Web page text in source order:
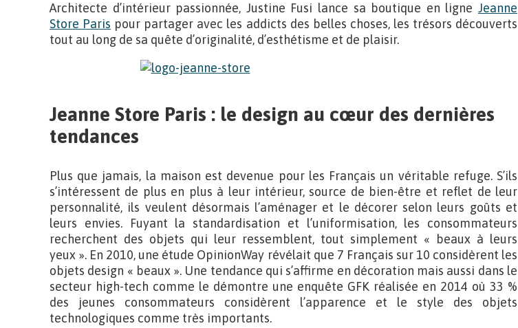
Architecte d’intérieur passionnée, Justine Fusi lance sa boutique en ligne Jeanne
Store Paris pour partager avec les addicts des belles choses, les trésors découverts
tout au long de sa quête d’originalité, d’esthétisme et de plaisir.
Jeanne Store Paris : le design au cœur des dernières
tendances
Plus que jamais, la maison est devenue pour les Français un véritable refuge. S’ils
s’intéressent de plus en plus à leur intérieur, source de bien-être et reflet de leur
personnalité, ils veulent désormais l’aménager et le décorer selon leurs goûts et
leurs envies. Fuyant la standardisation et l’uniformisation, les consommateurs
recherchent des objets qui leur ressemblent, tout simplement « beaux à leurs
yeux ». En 2010, une étude OpinionWay révélait que 7 Français sur 10 considèrent les
objets design « beaux ». Une tendance qui s’affirme en décoration mais aussi dans le
secteur high-tech comme le démontre une enquête GFK réalisée en 2014 où 33 %
des jeunes consommateurs considèrent l’apparence et le style des objets
technologiques comme très importants.